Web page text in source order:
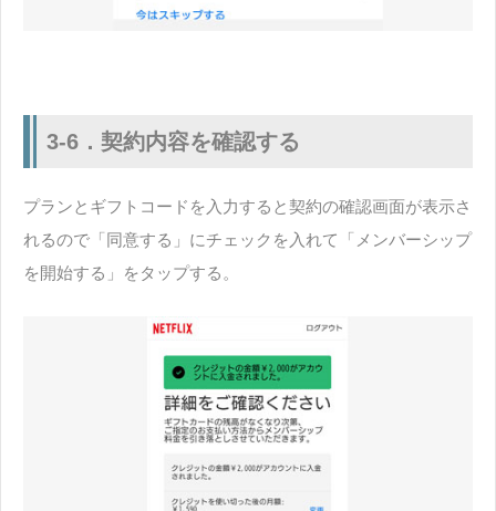
3-6．契約内容を確認する
プランとギフトコードを入力すると契約の確認画面が表示さ
れるので「同意する」にチェックを入れて「メンバーシップ
を開始する」をタップする。